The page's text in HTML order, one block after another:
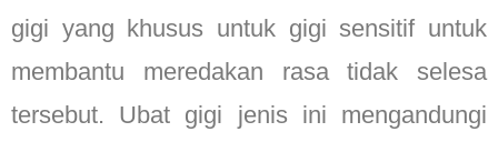
gigi yang khusus untuk gigi sensitif untuk
membantu meredakan rasa tidak selesa
tersebut. Ubat gigi jenis ini mengandungi